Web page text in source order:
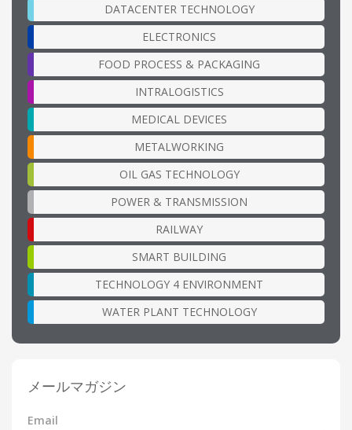
DATACENTER TECHNOLOGY
ELECTRONICS
FOOD PROCESS & PACKAGING
INTRALOGISTICS
MEDICAL DEVICES
METALWORKING
OIL GAS TECHNOLOGY
POWER & TRANSMISSION
RAILWAY
SMART BUILDING
TECHNOLOGY 4 ENVIRONMENT
WATER PLANT TECHNOLOGY
メールマガジン
Email